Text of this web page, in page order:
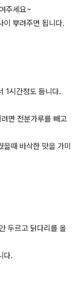
주세요~
이 뿌려주면 됩니다.
1시간정도 둡니다.
면 전분가루를 빼고
때 바삭한 맛을 가미
두르고 닭다리를 올
다.